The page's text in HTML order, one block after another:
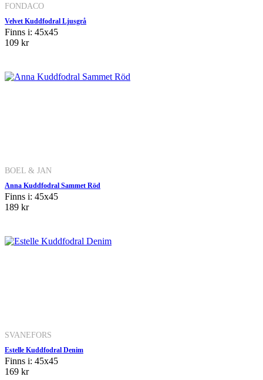
FONDACO
Velvet Kuddfodral Ljusgrå
Finns i: 45x45
109 kr
BOEL & JAN
Anna Kuddfodral Sammet Röd
Finns i: 45x45
189 kr
SVANEFORS
Estelle Kuddfodral Denim
Finns i: 45x45
169 kr